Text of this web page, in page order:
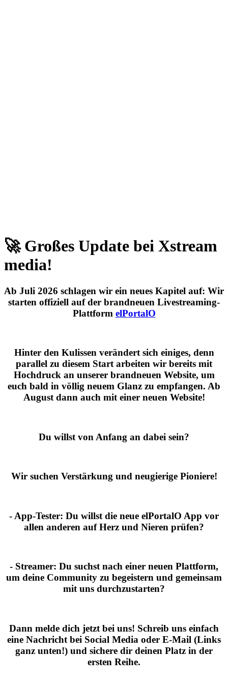
🚀 Großes Update bei Xstream
media!
Ab Juli 2026 schlagen wir ein neues Kapitel auf: Wir
starten offiziell auf der brandneuen Livestreaming-
Plattform elPortalO
Hinter den Kulissen verändert sich einiges, denn
parallel zu diesem Start arbeiten wir bereits mit
Hochdruck an unserer brandneuen Website, um
euch bald in völlig neuem Glanz zu empfangen. Ab
August dann auch mit einer neuen Website!
Du willst von Anfang an dabei sein?
Wir suchen Verstärkung und neugierige Pioniere!
- App-Tester: Du willst die neue elPortalO App vor
allen anderen auf Herz und Nieren prüfen?
- Streamer: Du suchst nach einer neuen Plattform,
um deine Community zu begeistern und gemeinsam
mit uns durchzustarten?
Dann melde dich jetzt bei uns! Schreib uns einfach
eine Nachricht bei Social Media oder E-Mail (Links
ganz unten!) und sichere dir deinen Platz in der
ersten Reihe.